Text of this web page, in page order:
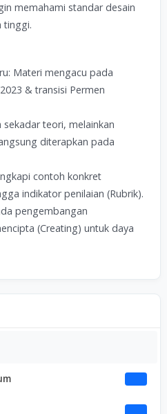
memahami standar desain
tinggi.
Materi mengacu pada
& transisi Permen
sekadar teori, melainkan
diterapkan pada
contoh konkret
indikator penilaian (Rubrik).
pengembangan
(Creating) untuk daya